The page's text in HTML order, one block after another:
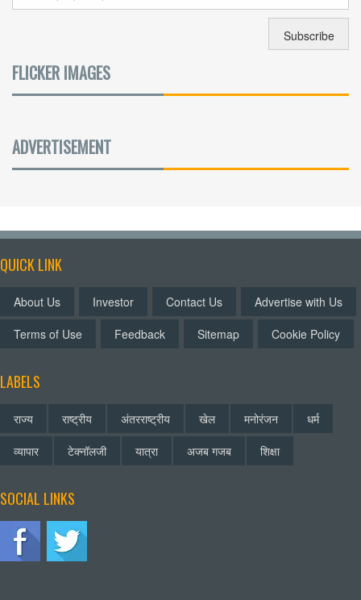
FLICKER IMAGES
ADVERTISEMENT
QUICK LINK
About Us Investor Contact Us
Advertise with Us
Terms of Use
Feedback Sitemap Cookie Policy
LABELS
राज्य राष्ट्रीय अंतरराष्ट्रीय खेल मनोरंजन
धर्म
व्यापार
टेक्नॉलजी यात्रा अजब गजब शिक्षा
SOCIAL LINKS